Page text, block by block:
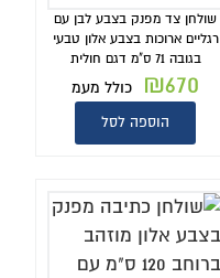
שולחן צד מפנק בצבע לבן עם
רגליים ארוכות בצבע אלון טבעי
בגובה 71 ס"מ דגם חולית
₪670 כולל מעמ
הוספה לסל